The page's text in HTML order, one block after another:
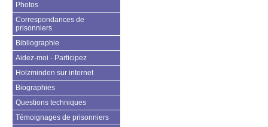
Photos
Correspondances de
prisonniers
Bibliographie
Aidez-moi - Participez
Holzminden sur internet
Biographies
Questions techniques
Témoignages de prisonniers